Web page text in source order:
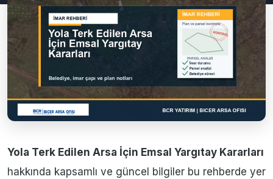
Yola Terk Edilen Arsa İçin Emsal Yargıtay Kararları
hakkında kapsamlı ve güncel bilgiler bu rehberde yer